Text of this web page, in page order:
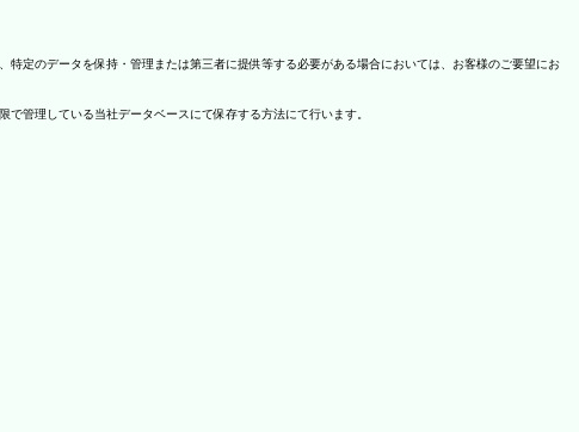
定のデータを保持・管理または第三者に提供等する必要がある場合においては、お客様のご要望にお
管理している当社データベースにて保存する方法にて行います。